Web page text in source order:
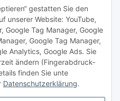
gestatten Sie den
unserer Website: YouTube,
Google Tag Manager, Google
Google Tag Manager,
Analytics, Google Ads. Sie
ändern (Fingerabdruck-
finden Sie unte
Datenschutzerklärung.